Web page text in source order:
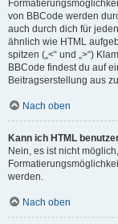
von BBCode werden
auch durch dich für
ähnlich wie HTML
spitzen („<“ und „>“)
BBCode findest du auf
Beitragserstellung aus
Nach oben
Kann ich HTML
Nein, es ist nicht
werden.
Nach oben